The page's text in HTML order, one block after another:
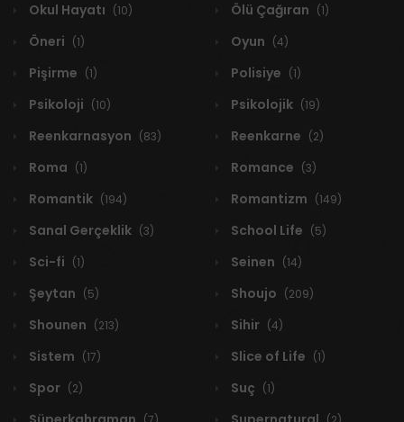
Okul Hayatı (10) Ölü Çağıran (1)
Öneri (1) Oyun (4)
Pişirme (1) Polisiye (1)
Psikoloji (10) Psikolojik (19)
Reenkarnasyon (83) Reenkarne (2)
Roma (1) Romance (3)
Romantik (194) Romantizm (149)
Sanal Gerçeklik (3) School Life (5)
Sci-fi (1) Seinen (14)
Şeytan (5) Shoujo (209)
Shounen (213) Sihir (4)
Sistem (17) Slice of Life (1)
Spor (2) Suç (1)